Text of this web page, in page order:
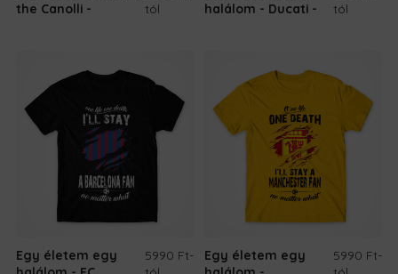
the Canolli
tól
halálom - Ducati
tól
Egy életem egy
5990 Ft-
Egy életem egy
5990 Ft-